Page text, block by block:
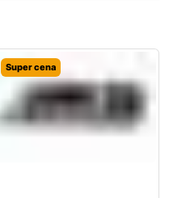
Super cena